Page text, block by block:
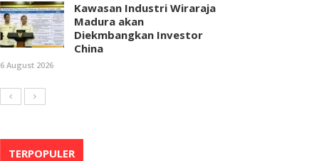
Kawasan Industri Wiraraja
Madura akan
Diekmbangkan Investor
China
6 August 2026
TERPOPULER